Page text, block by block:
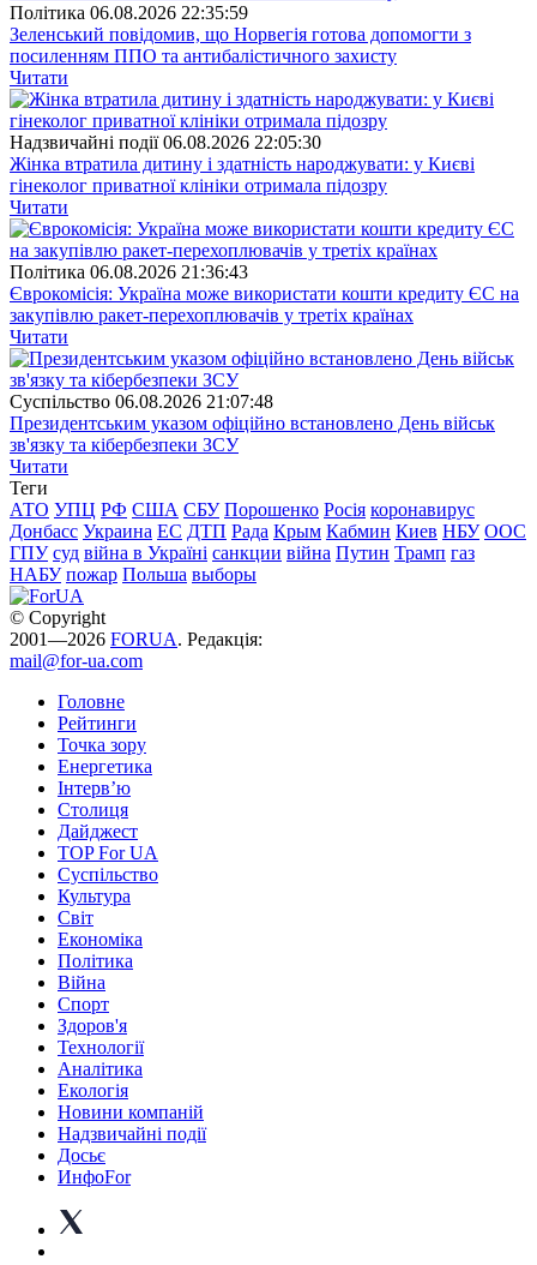
Полiтика 06.08.2026 22:35:59
Зеленський повідомив, що Норвегія готова допомогти з
посиленням ППО та антибалістичного захисту
Читати
Надзвичайні події 06.08.2026 22:05:30
Жінка втратила дитину і здатність народжувати: у Києві
гінеколог приватної клініки отримала підозру
Читати
Полiтика 06.08.2026 21:36:43
Єврокомісія: Україна може використати кошти кредиту ЄС на
закупівлю ракет-перехоплювачів у третіх країнах
Читати
Суспiльство 06.08.2026 21:07:48
Президентським указом офіційно встановлено День військ
зв'язку та кібербезпеки ЗСУ
Читати
Теги
АТО УПЦ РФ США СБУ Порошенко Росія коронавирус
Донбасс Украина ЕС ДТП Рада Крым Кабмин Киев НБУ ООС
ГПУ суд війна в Україні санкции війна Путин Трамп газ
НАБУ пожар Польша выборы
© Copyright
2001—2026 FORUA. Редакція:
mail@for-ua.com
Головне
Рейтинги
Точка зору
Енергетика
Інтерв’ю
Столиця
Дайджест
TOP For UA
Суспiльство
Культура
Світ
Економіка
Політика
Війна
Спорт
Здоров'я
Технології
Аналітика
Екологія
Новини компаній
Надзвичайні події
Досьє
ИнфоFor